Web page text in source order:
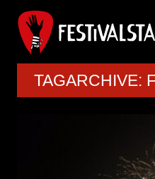
TAGARCHIVE: